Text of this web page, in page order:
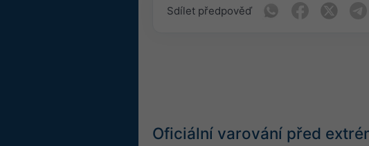
Sdílet předpověď
Oficiální varování před